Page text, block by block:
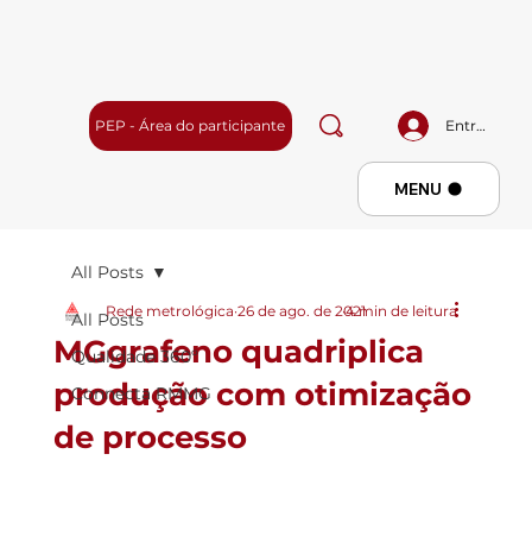
Entrar
PEP - Área do participante
Menu
MENU
All Posts
Qualidade 360º
Connecta RMMG
All Posts
MGgrafeno quadriplica
produção com otimização
de processo
Rede metrológica 26 de ago. de 20214 min de leitura